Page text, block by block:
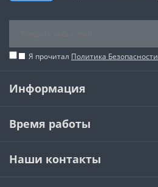
Я прочитал Политика Безопасности
Информация
Время работы
Наши контакты